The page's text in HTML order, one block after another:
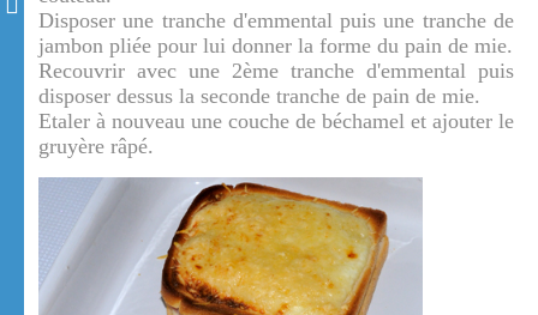
Disposer une tranche d'emmental puis une tranche de
jambon pliée pour lui donner la forme du pain de mie.
Recouvrir avec une 2ème tranche d'emmental puis
disposer dessus la seconde tranche de pain de mie.
Etaler à nouveau une couche de béchamel et ajouter le
gruyère râpé.